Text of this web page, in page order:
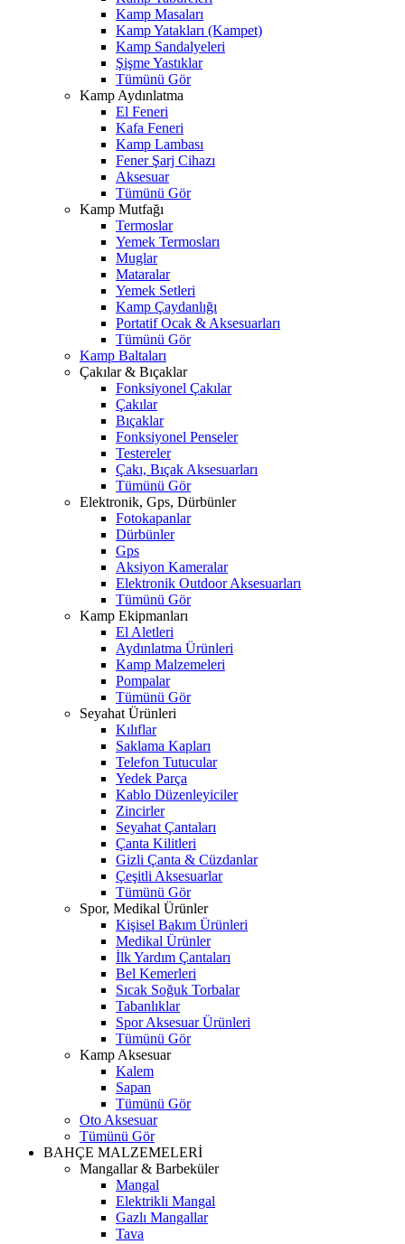
Kamp Masaları
Kamp Yatakları (Kampet)
Kamp Sandalyeleri
Şişme Yastıklar
Tümünü Gör
Kamp Aydınlatma
El Feneri
Kafa Feneri
Kamp Lambası
Fener Şarj Cihazı
Aksesuar
Tümünü Gör
Kamp Mutfağı
Termoslar
Yemek Termosları
Muglar
Mataralar
Yemek Setleri
Kamp Çaydanlığı
Portatif Ocak & Aksesuarları
Tümünü Gör
Kamp Baltaları
Çakılar & Bıçaklar
Fonksiyonel Çakılar
Çakılar
Bıçaklar
Fonksiyonel Penseler
Testereler
Çakı, Bıçak Aksesuarları
Tümünü Gör
Elektronik, Gps, Dürbünler
Fotokapanlar
Dürbünler
Gps
Aksiyon Kameralar
Elektronik Outdoor Aksesuarları
Tümünü Gör
Kamp Ekipmanları
El Aletleri
Aydınlatma Ürünleri
Kamp Malzemeleri
Pompalar
Tümünü Gör
Seyahat Ürünleri
Kılıflar
Saklama Kapları
Telefon Tutucular
Yedek Parça
Kablo Düzenleyiciler
Zincirler
Seyahat Çantaları
Çanta Kilitleri
Gizli Çanta & Cüzdanlar
Çeşitli Aksesuarlar
Tümünü Gör
Spor, Medikal Ürünler
Kişisel Bakım Ürünleri
Medikal Ürünler
İlk Yardım Çantaları
Bel Kemerleri
Sıcak Soğuk Torbalar
Tabanlıklar
Spor Aksesuar Ürünleri
Tümünü Gör
Kamp Aksesuar
Kalem
Sapan
Tümünü Gör
Oto Aksesuar
Tümünü Gör
BAHÇE MALZEMELERİ
Mangallar & Barbeküler
Mangal
Elektrikli Mangal
Gazlı Mangallar
Tava